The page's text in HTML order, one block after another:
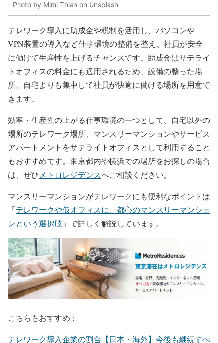
Photo by Mimi Thian on Unsplash
テレワーク導入に助成金や税制を活用し、パソコンや
VPN装置の導入など仕事環境の整備を整え、社員が安全
に働けて生産性を上げるチャンスです。助成金はサテライ
トオフィスの料金にも適用されるため、設備の整った場
所、自宅よりも集中して社員が快適に働ける場所を用意で
きます。
効率・生産性の上がる仕事環境の一つとして、自宅以外の
場所のテレワーク場所、マンスリーマンションやサービス
アパートメントをサテライトオフィスとして利用すること
もおすすめです。東京都内や横浜での場所をお探しの場合
は、ぜひ メトロレジデンスへご相談ください。
マンスリーマンションがテレワークにも便利なポイントは
「テレワークや仮オフィスに、都心のマンスリーマンショ
ンという選択肢 」で詳しく解説しています。
こちらもおすすめ：
テレワーク導入企業の割合【日本・海外】今後も継続すべ